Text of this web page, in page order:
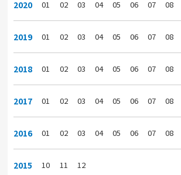
2020 01 02 03 04 05 06 07 08
2019 01 02 03 04 05 06 07 08
2018 01 02 03 04 05 06 07 08
2017 01 02 03 04 05 06 07 08
2016 01 02 03 04 05 06 07 08
2015 10 11 12